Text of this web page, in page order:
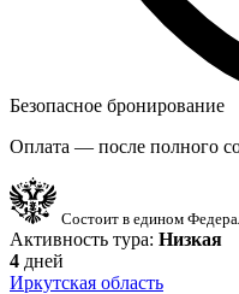
Безопасное бронирование
Оплата — после полного
Состоит в едином
Активность тура: Низкая
4 дней
Иркутская область